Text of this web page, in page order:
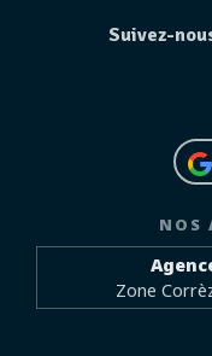
Suivez-
NOS
Zone